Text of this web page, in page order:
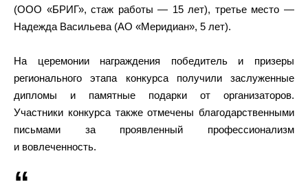
(ООО «БРИГ», стаж работы — 15 лет), третье место —
Надежда Васильева (АО «Меридиан», 5 лет).
На церемонии награждения победитель и призеры
регионального этапа конкурса получили заслуженные
дипломы и памятные подарки от организаторов.
Участники конкурса также отмечены благодарственными
письмами за проявленный профессионализм
и вовлеченность.